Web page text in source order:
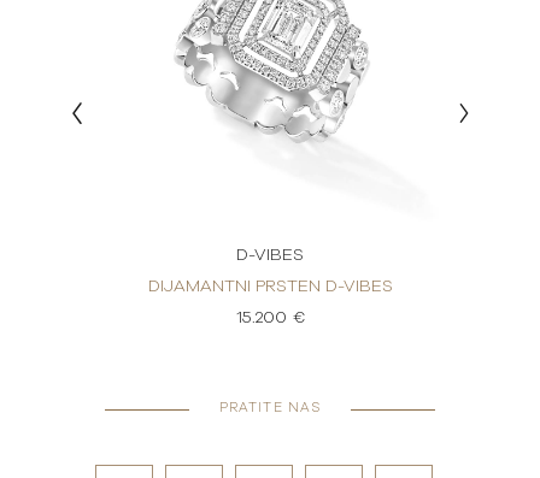
D-VIBES
DIJAMANTNI PRSTEN D-VIBES
15.200 €
PRATITE NAS